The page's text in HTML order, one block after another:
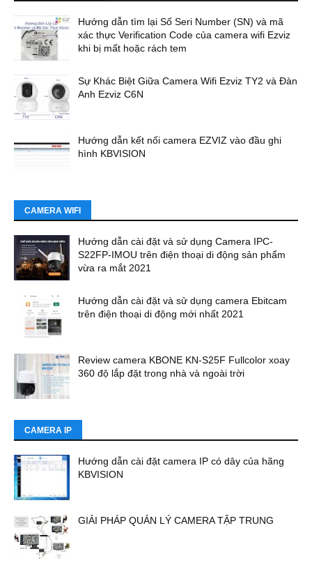
Hướng dẫn tìm lại Số Seri Number (SN) và mã
xác thực Verification Code của camera wifi Ezviz
khi bị mất hoặc rách tem
Sự Khác Biệt Giữa Camera Wifi Ezviz TY2 và Đàn
Anh Ezviz C6N
Hướng dẫn kết nối camera EZVIZ vào đầu ghi
hình KBVISION
CAMERA WIFI
Hướng dẫn cài đặt và sử dụng Camera IPC-
S22FP-IMOU trên điện thoại di động sản phẩm
vừa ra mắt 2021
Hướng dẫn cài đặt và sử dụng camera Ebitcam
trên điện thoại di động mới nhất 2021
Review camera KBONE KN-S25F Fullcolor xoay
360 độ lắp đặt trong nhà và ngoài trời
CAMERA IP
Hướng dẫn cài đặt camera IP có dây của hãng
KBVISION
GIẢI PHÁP QUẢN LÝ CAMERA TẬP TRUNG